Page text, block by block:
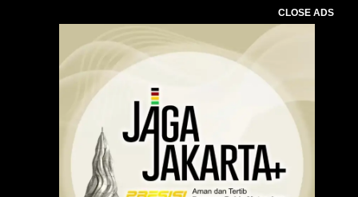
CLOSE ADS